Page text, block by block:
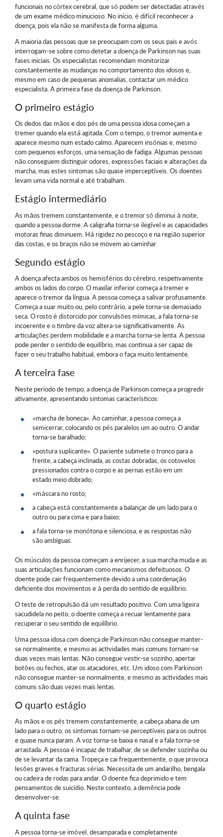
funcionais no córtex cerebral, que só podem ser detectadas através
de um exame médico minucioso. No início, é difícil reconhecer a
doença, pois ela não se manifesta de forma alguma.
A maioria das pessoas que se preocupam com os seus pais e avós
interrogam-se sobre como detetar a doença de Parkinson nas suas
fases iniciais. Os especialistas recomendam monitorizar
constantemente as mudanças no comportamento dos idosos e,
mesmo em caso de pequenas anomalias, contactar um médico
especialista. A primeira fase da doença de Parkinson.
O primeiro estágio
Os dedos das mãos e dos pés de uma pessoa idosa começam a
tremer quando ela está agitada. Com o tempo, o tremor aumenta e
aparece mesmo num estado calmo. Aparecem insónias e, mesmo
com pequenos esforços, uma sensação de fadiga. Algumas pessoas
não conseguem distinguir odores, expressões faciais e alterações da
marcha, mas estes sintomas são quase imperceptíveis. Os doentes
levam uma vida normal e até trabalham.
Estágio intermediário
As mãos tremem constantemente, e o tremor só diminui à noite,
quando a pessoa dorme. A caligrafia torna-se ilegível e as capacidades
motoras finas diminuem. Há rigidez no pescoço e na região superior
das costas, e os braços não se movem ao caminhar.
Segundo estágio
A doença afecta ambos os hemisférios do cérebro, respetivamente
ambos os lados do corpo. O maxilar inferior começa a tremer e
aparece o tremor da língua. A pessoa começa a salivar profusamente.
Começa a suar muito ou, pelo contrário, a pele torna-se demasiado
seca. O rosto é distorcido por convulsões mímicas, a fala torna-se
incoerente e o timbre da voz altera-se significativamente. As
articulações perdem mobilidade e a marcha torna-se lenta. A pessoa
pode perder o sentido de equilíbrio, mas continua a ser capaz de
fazer o seu trabalho habitual, embora o faça muito lentamente.
A terceira fase
Neste período de tempo, a doença de Parkinson começa a progredir
ativamente, apresentando sintomas característicos:
«marcha de boneca». Ao caminhar, a pessoa começa a
semicerrar, colocando os pés paralelos um ao outro. O andar
torna-se baralhado;
«postura suplicante». O paciente submete o tronco para a
frente, a cabeça inclinada, as costas dobradas, os cotovelos
pressionados contra o corpo e as pernas estão em um
estado meio dobrado;
«máscara no rosto;
a cabeça está constantemente a balançar de um lado para o
outro ou para cima e para baixo;
a fala torna-se monótona e silenciosa, e as respostas não
são ambíguas.
Os músculos da pessoa começam a enrijecer, a sua marcha muda e as
suas articulações funcionam como mecanismos defeituosos. O
doente pode cair frequentemente devido a uma coordenação
deficiente dos movimentos e à perda do sentido de equilíbrio.
O teste de retropulsão dá um resultado positivo. Com uma ligeira
sacudidela no peito, o doente começa a recuar lentamente para
recuperar o seu sentido de equilíbrio.
Uma pessoa idosa com doença de Parkinson não consegue manter-
se normalmente, e mesmo as actividades mais comuns tornam-se
duas vezes mais lentas. Não consegue vestir-se sozinho, apertar
botões ou fechos, atar os atacadores, etc. Um idoso com Parkinson
não consegue manter-se normalmente, e mesmo as actividades mais
comuns são duas vezes mais lentas.
O quarto estágio
As mãos e os pés tremem constantemente, a cabeça abana de um
lado para o outro, os sintomas tornam-se perceptíveis para os outros
e quase nunca param. A voz torna-se baixa e nasal e a fala torna-se
arrastada. A pessoa é incapaz de trabalhar, de se defender sozinha ou
de se levantar da cama. Tropeça e cai frequentemente, o que provoca
lesões graves e fracturas sérias. Necessita de um andarilho, bengala
ou cadeira de rodas para andar. O doente fica deprimido e tem
pensamentos de suicídio. Neste contexto, a demência pode
desenvolver-se.
A quinta fase
A pessoa torna-se imóvel, desamparada e completamente